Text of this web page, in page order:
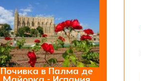
Почивка в Палма де